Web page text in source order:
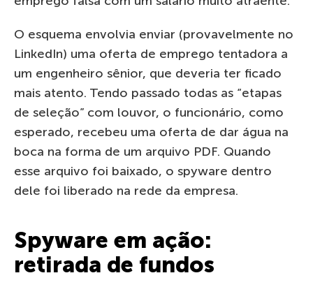
O esquema envolvia enviar (provavelmente no
LinkedIn) uma oferta de emprego tentadora a
um engenheiro sênior, que deveria ter ficado
mais atento. Tendo passado todas as “etapas
de seleção” com louvor, o funcionário, como
esperado, recebeu uma oferta de dar água na
boca na forma de um arquivo PDF. Quando
esse arquivo foi baixado, o spyware dentro
dele foi liberado na rede da empresa.
Spyware em ação:
retirada de fundos